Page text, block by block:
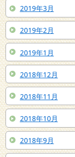
2019年3月
2019年2月
2019年1月
2018年12月
2018年11月
2018年10月
2018年9月